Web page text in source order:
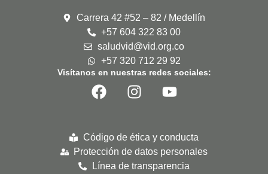
Carrera 42 #52 – 82 / Medellín
+57 604 322 83 00
saludvid@vid.org.co
+57 320 712 29 92
Visítanos en nuestras redes sociales:
Código de ética y conducta
Protección de datos personales
Línea de transparencia